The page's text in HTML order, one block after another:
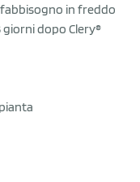
in freddo
giorni dopo Clery®